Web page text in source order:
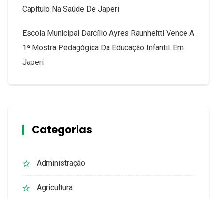
Capítulo Na Saúde De Japeri
Escola Municipal Darcílio Ayres Raunheitti Vence A
1ª Mostra Pedagógica Da Educação Infantil, Em
Japeri
Categorias
Administração
Agricultura